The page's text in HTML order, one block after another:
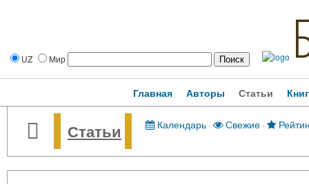
UZ Мир
Главная Авторы Статьи
Статьи Календарь· Свежие·